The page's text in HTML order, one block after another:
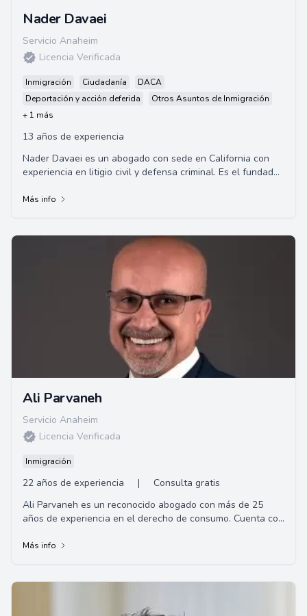
Nader Davaei
Servicio Anaheim
Licencia Verificada
Inmigración Ciudadanía
DACA
Deportación y acción deferida
Otros Asuntos de Inmigración
+ 1 más
13 años de experiencia
Nader Davaei es un abogado con sede en California con
experiencia en litigio civil y defensa criminal. Es el fundador
Más info
Ali Parvaneh
Servicio Anaheim
Licencia Verificada
Inmigración
22 años de experiencia |
Consulta gratis
Ali Parvaneh es un reconocido abogado con más de 25
años de experiencia en el derecho de consumo. Cuenta con
Más info